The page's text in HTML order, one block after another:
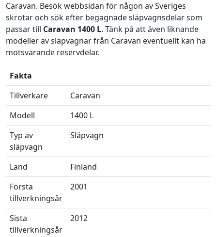
Caravan. Besök webbsidan för någon av Sveriges
skrotar och sök efter begagnade släpvagnsdelar som
passar till Caravan 1400 L. Tänk på att även liknande
modeller av släpvagnar från Caravan eventuellt kan ha
motsvarande reservdelar.
Fakta
Tillverkare
Caravan
Modell
1400 L
Typ av
släpvagn
Släpvagn
Land
Finland
Första
tillverkningsår
2001
Sista
tillverkningsår
2012